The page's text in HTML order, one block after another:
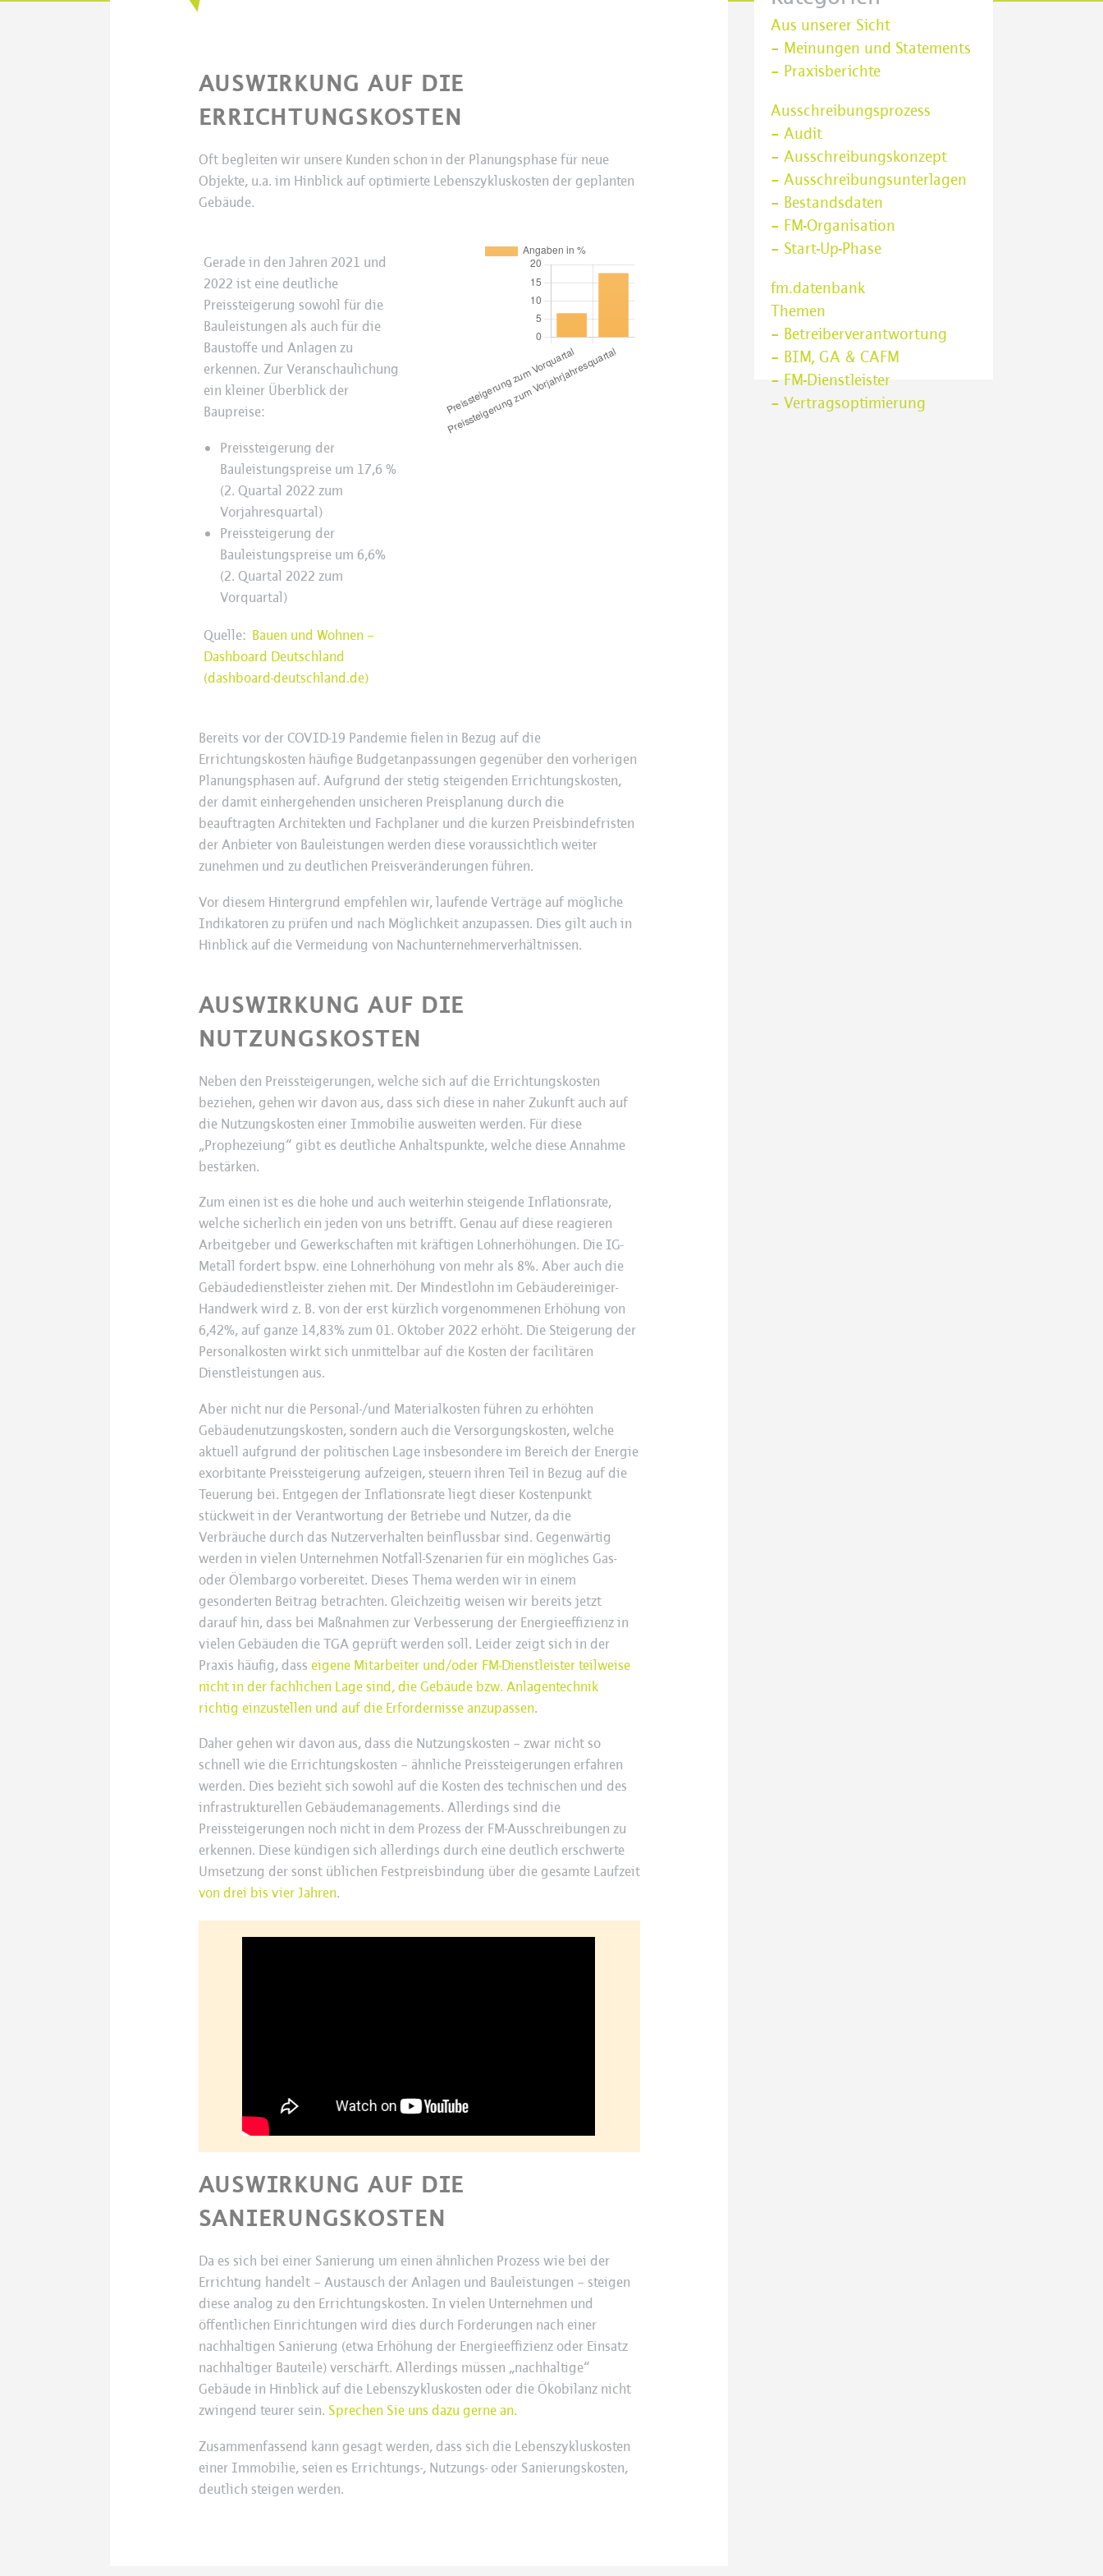
Letzer Post
AUSWIRKUNG AUF DIE
ERRICHTUNGSKOSTEN
Oft begleiten wir unsere Kunden schon in der Planungsphase für neue
Objekte, u.a. im Hinblick auf optimierte Lebenszykluskosten der geplanten
Gebäude.
Gerade in den Jahren 2021 und
2022 ist eine deutliche
Preissteigerung sowohl für die
Bauleistungen als auch für die
Baustoffe und Anlagen zu
erkennen. Zur Veranschaulichung
ein kleiner Überblick der
Baupreise:
Preissteigerung der
Bauleistungspreise um 17,6 %
(2. Quartal 2022 zum
Vorjahresquartal)
Preissteigerung der
Bauleistungspreise um 6,6%
(2. Quartal 2022 zum
Vorquartal)
Quelle: Bauen und Wohnen –
Dashboard Deutschland
(dashboard-deutschland.de)
Bereits vor der COVID-19 Pandemie fielen in Bezug auf die
Errichtungskosten häufige Budgetanpassungen gegenüber den vorherigen
Planungsphasen auf. Aufgrund der stetig steigenden Errichtungskosten,
der damit einhergehenden unsicheren Preisplanung durch die
beauftragten Architekten und Fachplaner und die kurzen Preisbindefristen
der Anbieter von Bauleistungen werden diese voraussichtlich weiter
zunehmen und zu deutlichen Preisveränderungen führen.
Vor diesem Hintergrund empfehlen wir, laufende Verträge auf mögliche
Indikatoren zu prüfen und nach Möglichkeit anzupassen. Dies gilt auch in
Hinblick auf die Vermeidung von Nachunternehmerverhältnissen.
AUSWIRKUNG AUF DIE
NUTZUNGSKOSTEN
Neben den Preissteigerungen, welche sich auf die Errichtungskosten
beziehen, gehen wir davon aus, dass sich diese in naher Zukunft auch auf
die Nutzungskosten einer Immobilie ausweiten werden. Für diese
„Prophezeiung“ gibt es deutliche Anhaltspunkte, welche diese Annahme
bestärken.
Zum einen ist es die hohe und auch weiterhin steigende Inflationsrate,
welche sicherlich ein jeden von uns betrifft. Genau auf diese reagieren
Arbeitgeber und Gewerkschaften mit kräftigen Lohnerhöhungen. Die IG-
Metall fordert bspw. eine Lohnerhöhung von mehr als 8%. Aber auch die
Gebäudedienstleister ziehen mit. Der Mindestlohn im Gebäudereiniger-
Handwerk wird z. B. von der erst kürzlich vorgenommenen Erhöhung von
6,42%, auf ganze 14,83% zum 01. Oktober 2022 erhöht. Die Steigerung der
Personalkosten wirkt sich unmittelbar auf die Kosten der facilitären
Dienstleistungen aus.
Aber nicht nur die Personal-/und Materialkosten führen zu erhöhten
Gebäudenutzungskosten, sondern auch die Versorgungskosten, welche
aktuell aufgrund der politischen Lage insbesondere im Bereich der Energie
exorbitante Preissteigerung aufzeigen, steuern ihren Teil in Bezug auf die
Teuerung bei. Entgegen der Inflationsrate liegt dieser Kostenpunkt
stückweit in der Verantwortung der Betriebe und Nutzer, da die
Verbräuche durch das Nutzerverhalten beinflussbar sind. Gegenwärtig
werden in vielen Unternehmen Notfall-Szenarien für ein mögliches Gas-
oder Ölembargo vorbereitet. Dieses Thema werden wir in einem
gesonderten Beitrag betrachten. Gleichzeitig weisen wir bereits jetzt
darauf hin, dass bei Maßnahmen zur Verbesserung der Energieeffizienz in
vielen Gebäuden die TGA geprüft werden soll. Leider zeigt sich in der
Praxis häufig, dass eigene Mitarbeiter und/oder FM-Dienstleister teilweise
nicht in der fachlichen Lage sind, die Gebäude bzw. Anlagentechnik
richtig einzustellen und auf die Erfordernisse anzupassen.
Daher gehen wir davon aus, dass die Nutzungskosten – zwar nicht so
schnell wie die Errichtungskosten – ähnliche Preissteigerungen erfahren
werden. Dies bezieht sich sowohl auf die Kosten des technischen und des
infrastrukturellen Gebäudemanagements. Allerdings sind die
Preissteigerungen noch nicht in dem Prozess der FM-Ausschreibungen zu
erkennen. Diese kündigen sich allerdings durch eine deutlich erschwerte
Umsetzung der sonst üblichen Festpreisbindung über die gesamte Laufzeit
von drei bis vier Jahren.
AUSWIRKUNG AUF DIE
SANIERUNGSKOSTEN
Da es sich bei einer Sanierung um einen ähnlichen Prozess wie bei der
Errichtung handelt – Austausch der Anlagen und Bauleistungen – steigen
diese analog zu den Errichtungskosten. In vielen Unternehmen und
öffentlichen Einrichtungen wird dies durch Forderungen nach einer
nachhaltigen Sanierung (etwa Erhöhung der Energieeffizienz oder Einsatz
nachhaltiger Bauteile) verschärft. Allerdings müssen „nachhaltige“
Gebäude in Hinblick auf die Lebenszykluskosten oder die Ökobilanz nicht
zwingend teurer sein. Sprechen Sie uns dazu gerne an.
Zusammenfassend kann gesagt werden, dass sich die Lebenszykluskosten
einer Immobilie, seien es Errichtungs-, Nutzungs- oder Sanierungskosten,
deutlich steigen werden.
Aus unserer Sicht
– Meinungen und Statements
– Praxisberichte
Ausschreibungsprozess
– Audit
– Ausschreibungskonzept
– Ausschreibungsunterlagen
– Bestandsdaten
– FM-Organisation
– Start-Up-Phase
fm.datenbank
Themen
– Betreiberverantwortung
– BIM, GA & CAFM
– FM-Dienstleister
– Vertragsoptimierung